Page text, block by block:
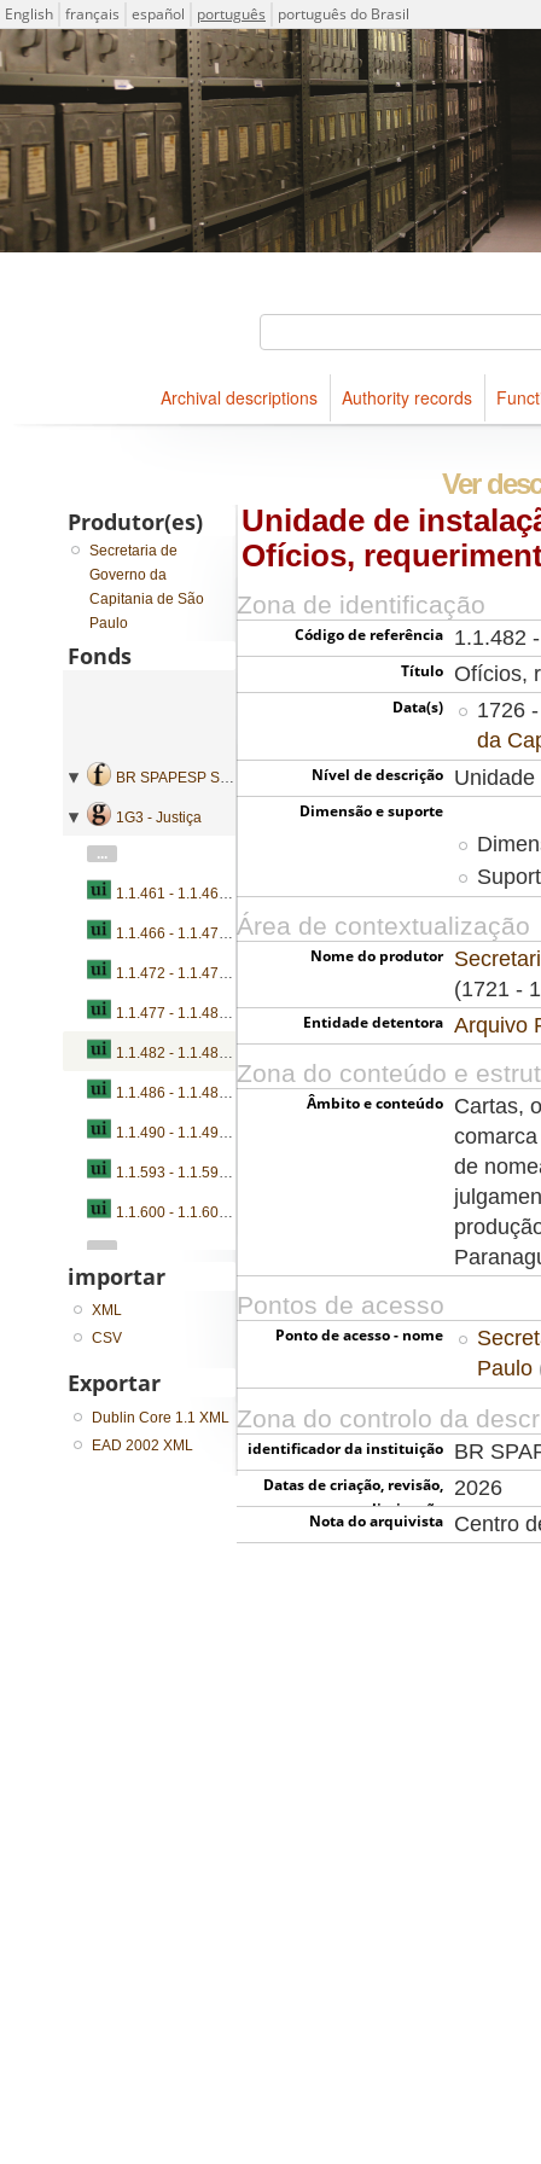
Idioma
English français español português português do Brasil
Descriptions for archival holdings maintained at Arquivo
ICA-AtoM Project
Archival descriptions Authority records
Ver
Unidade de
Ofícios,
Zona de identificação
Código de referência 1.1.482
Título Ofícios,
Data(s)
1726
da
Nível de descrição
Dimensão e suporte
Área de contextualização
Nome do produtor
(1721 -
Entidade detentora Arquivo
Zona do conteúdo e
Âmbito e conteúdo
Cartas,
de
Pontos de acesso
Ponto de acesso - nome
Paulo
Zona do controlo da
identificador da instituição BR
Datas de criação, revisão,
eliminação
2026
Nota do arquivista Centro
Produtor(es)
Secretaria de
Governo da
Capitania de São
Paulo
Fonds
BR SPAPESP SEGOVC - Secretaria de Governo da Capitania de São Paulo
1G3 - Justiça
...
1.1.461 - 1.1.465 - Ofícios, pareceres, representações, autos e devassas
1.1.466 - 1.1.471 - Ofícios, requerimentos, certidões e autos
1.1.472 - 1.1.476 - Ofícios, requerimentos, petições, certidões, autos e contas
1.1.477 - 1.1.481 - Ofícios e pareceres
1.1.482 - 1.1.485 - Ofícios, requerimentos, pareceres e devassas
1.1.486 - 1.1.489 - Ofícios, consultas, pareceres e autos
1.1.490 - 1.1.495 - Ofícios, requerimentos, petições, autos e devassas
1.1.593 - 1.1.599 - Petições
1.1.600 - 1.1.603 - Petições
...
importar
XML
CSV
Exportar
Dublin Core 1.1 XML
EAD 2002 XML